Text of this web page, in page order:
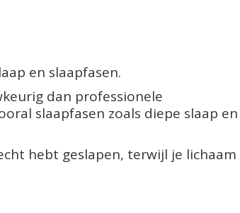
en slaapfasen.
dan professionele
slaapfasen zoals diepe slaap en
hebt geslapen, terwijl je lichaam